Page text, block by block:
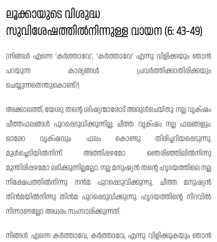
ലൂക്കായുടെ വിശുദ്ധ
സുവിശേഷത്തിൽനിന്നുള്ള വായന (6: 43-49)
(നിങ്ങൾ എന്നെ ‘കർത്താവേ’, ‘കർത്താവേ’ എന്നു വിളിക്കയും ഞാൻ
പറയുന്ന കാര്യങ്ങൾ പ്രവർത്തിക്കാതിരിക്കയും
ചെയ്യുന്നതെന്തുകൊണ്ട്?)
അക്കാലത്ത്, യേശു തൻ്റെ ശിഷ്യന്മാരോട് അരുൾചെയ്‌തു: നല്ല വൃക്‌ഷം
ചീത്തഫലങ്ങൾ പുറപ്പെടുവിക്കുന്നില്ല; ചീത്ത വൃക്‌ഷം നല്ല ഫലങ്ങളും.
ഓരോ വൃക്‌ഷവും ഫലം കൊണ്ടു തിരിച്ചറിയപ്പെടുന്നു.
മുൾച്ചെടിയിൽനിന്ന് അത്തിപ്പഴമോ ഞെരിഞ്ഞിലിൽനിന്നു
മുന്തിരിപ്പഴമോ ലഭിക്കുന്നില്ലല്ലോ. നല്ല മനുഷ്യൻ തന്റെ ഹൃദയത്തിലെ നല്ല
നിക്ഷേപത്തിൽനിന്നു നൻമ പുറപ്പെടുവിക്കുന്നു. ചീത്ത മനുഷ്യൻ
തിൻമയിൽനിന്നു തിൻമ പുറപ്പെടുവിക്കുന്നു. ഹൃദയത്തിൻ്റെ നിറവിൽ
നിന്നാണല്ലോ അധരം സംസാരിക്കുന്നത്.
നിങ്ങൾ എന്നെ കർത്താവേ, കർത്താവേ, എന്നു വിളിക്കുകയും ഞാൻ